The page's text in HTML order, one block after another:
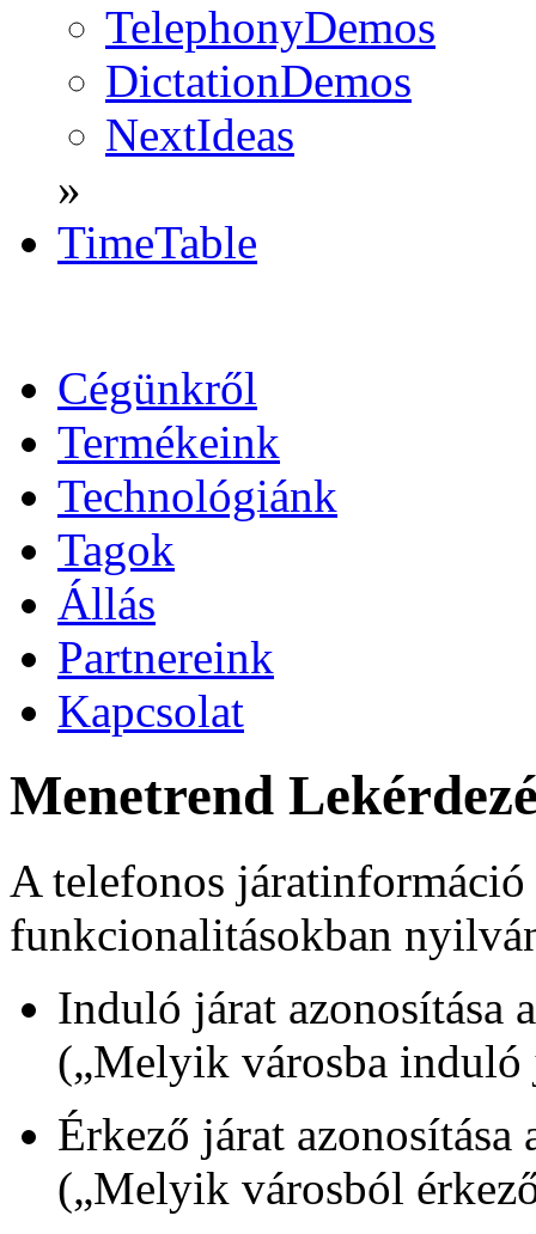
TelephonyDemos
DictationDemos
NextIdeas
»
TimeTable
Cégünkről
Termékeink
Technológiánk
Tagok
Állás
Partnereink
Kapcsolat
Menetrend
A telefonos
funkcionalitásokban
Induló járat azonosítása
(„Melyik városba induló
Érkező járat
(„Melyik városból